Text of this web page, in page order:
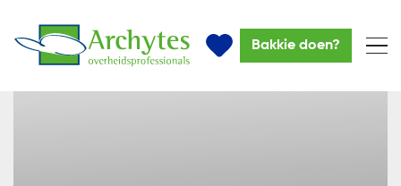
Bakkie doen?